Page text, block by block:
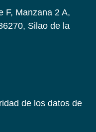
F, Manzana 2 A,
Silao de la
de los datos de